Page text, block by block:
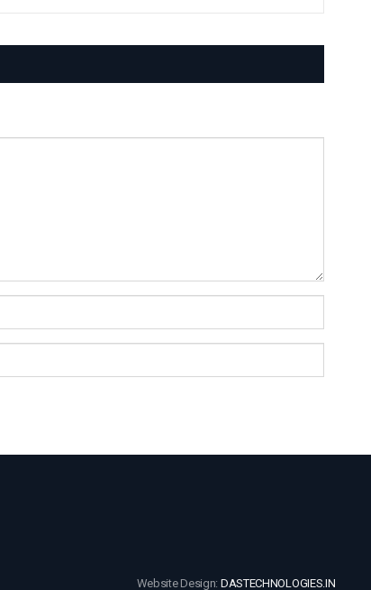
Website Design: DASTECHNOLOGIES.IN